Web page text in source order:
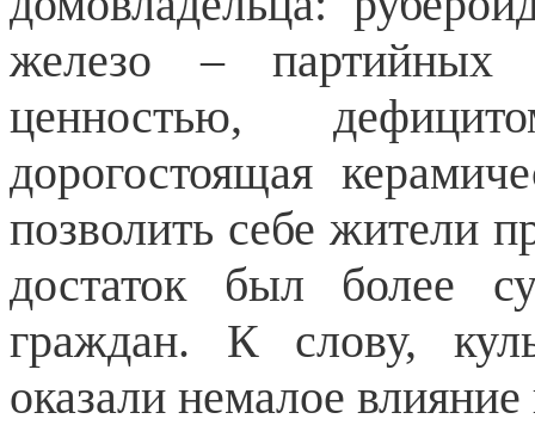
железо – партийных
ценностью,
дорогостоящая
позволить себе жители
достаток был более
граждан. К слову,
оказали немалое